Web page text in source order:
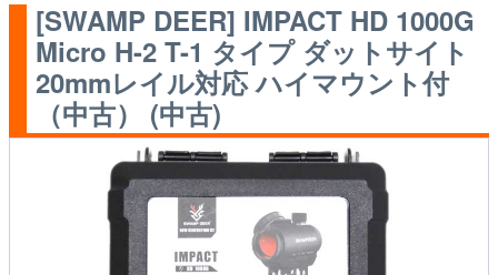
[SWAMP DEER] IMPACT HD 1000G
Micro H-2 T-1 タイプ ダットサイト
20mmレイル対応 ハイマウント付
（中古） (中古)